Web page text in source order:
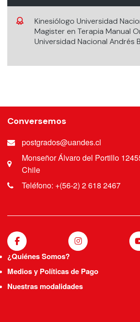
Kinesiólogo Universidad
Magister en Terapia Manual
Universidad Nacional Andrés
Conversemos
postgrados@uandes.cl
Monseñor Álvaro del Portillo
Chile
Teléfono: +(56-2) 2 618 2467
¿Quiénes Somos?
Medios y Políticas de Pago
Nuestras modalidades